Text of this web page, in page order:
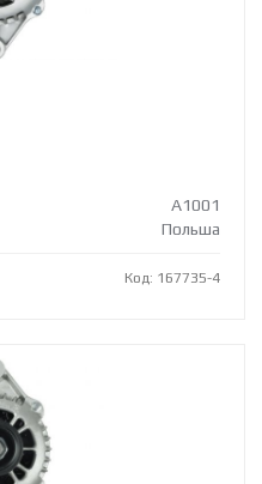
A1001
Польша
Код: 167735-4